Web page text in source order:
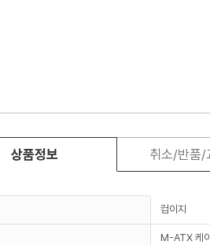
상품정보 취소/반품/
컴이지
M-ATX 케